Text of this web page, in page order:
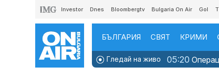
Investor Dnes Bloombergtv Bulgaria On Air Gol
БЪЛГАРИЯ СВЯТ КРИМИ
Гледай на живо 05:20